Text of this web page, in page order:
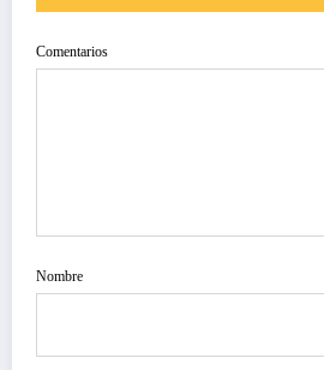
Comentarios
Nombre